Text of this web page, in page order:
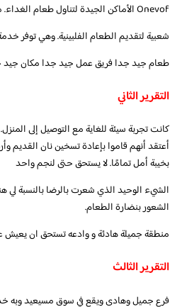
Onevof الأماكن الجيدة لتناول طعام الغداء. مكلفة بعض الشيء مقارنة بالآخرين في تلك المنطقة ولكن الطعام مذاق جيد
شعبية لتقديم الطعام الفلبينية. وهي توفر
طعام جيد جدا فريق عمل جيد جدا مكان جيد
التقرير الثاني
كانت تجربة سيئة للغاية مع التوصيل إلى
أعتقد أنهم قاموا بإعادة تسخين نان القديم
بخيبة أمل تمامًا. لا يستحق حتى لنجم واحد
الشيء الوحيد الذي شعرت بالرضا بالنسبة لي
الشعور بنضارة الطعام.
منطقة جميلة هادئة و وادعه تستحق ان يعيش
التقرير الثالث
فرع جميل وهادى ويقع في سوق مسيعيد وبه